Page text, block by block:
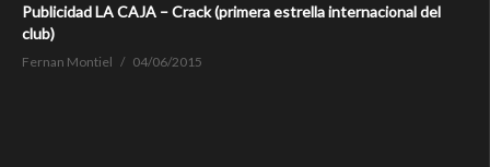
Publicidad LA CAJA – Crack (primera estrella internacional del
club)
Fernan Montiel 04/06/2015